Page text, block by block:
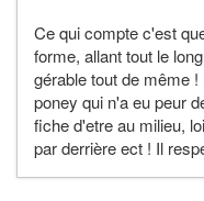
Ce qui compte c'est
forme, allant tout le
gérable tout de même
poney qui n'a eu peur
fiche d'etre au milieu,
par derrière ect ! Il